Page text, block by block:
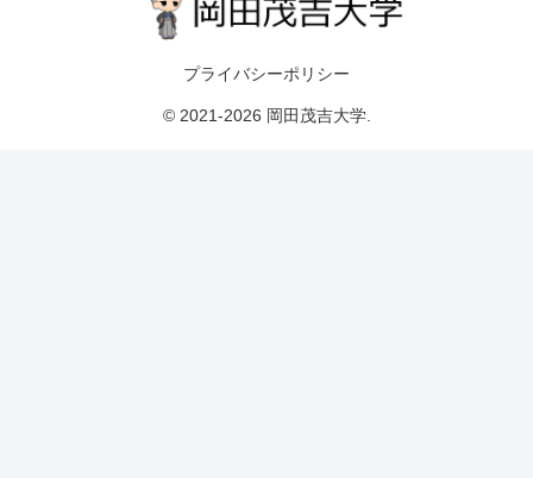
プライバシーポリシー
© 2021-2026 岡田茂吉大学.